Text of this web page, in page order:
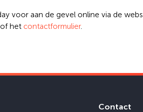
voor aan de gevel online via de
het contactformulier.
Contact